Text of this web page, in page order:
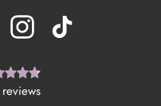
reviews